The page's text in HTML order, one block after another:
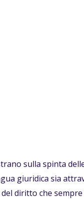
sulla spinta
giuridica sia
diritto che